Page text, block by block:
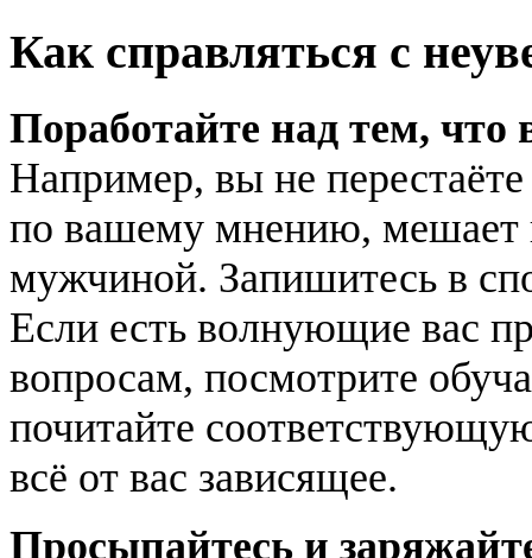
Как справляться с
Поработайте над тем,
Например, вы не
по вашему мнению, мешает
мужчиной. Запишитесь в
Если есть волнующие вас
вопросам, посмотрите
почитайте
всё от вас зависящее.
Просыпайтесь и